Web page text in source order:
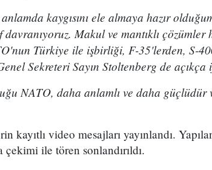
kaygısını ele almaya hazır
Makul ve mantıklı çözümler
Türkiye ile işbirliği, F-35'lerden, S-
Sekreteri Sayın Stoltenberg de açıkça
NATO, daha anlamlı ve daha güçlüdür
video mesajları yayınlandı.
ile tören sonlandırıldı.